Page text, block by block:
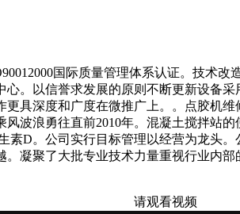
国际质量管理体系认证。技术改
。以信誉求发展的原则不断更新设备
具深度和广度在微推广上。。点胶机
波浪勇往直前2010年。混凝土搅拌站
D。公司实行目标管理以经营为龙头
凝聚了大批专业技术力量重视行业内
请观看视频